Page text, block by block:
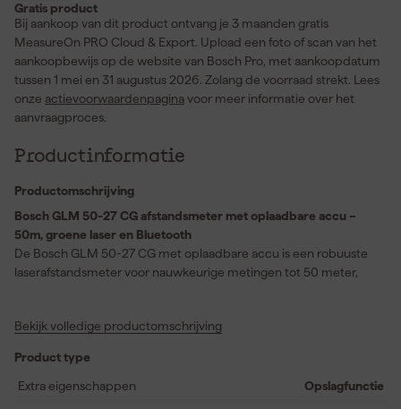
Gratis product
Bij aankoop van dit product ontvang je 3 maanden gratis
MeasureOn PRO Cloud & Export. Upload een foto of scan van het
aankoopbewijs op de website van Bosch Pro, met aankoopdatum
tussen 1 mei en 31 augustus 2026. Zolang de voorraad strekt. Lees
onze actievoorwaardenpaginavoor meer informatie over het
aanvraagproces.
Productinformatie
Productomschrijving
Bosch GLM 50-27 CG afstandsmeter met oplaadbare accu –
50m, groene laser en Bluetooth
De Bosch GLM 50-27 CG met oplaadbare accu is een robuuste
laserafstandsmeter voor nauwkeurige metingen tot 50 meter,
bij grotere afstanden. Dankzij de IP65-bescherming en een
intensieve bouwtoepassingen. Meetresultaten stuur je snel door
via Bluetooth naar de Bosch MeasureOn-app voor een efficiënte
Bekijk volledige productomschrijving
Product type
Extra eigenschappen
Opslagfunctie